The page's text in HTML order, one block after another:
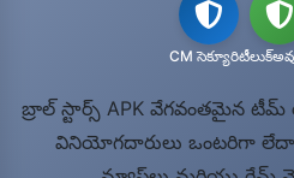
CM సెక్యూరిటీ
బ్రాల్ స్టార్స్ APK వేగవంతమైన టీమ్
వినియోగదారులు ఒంటరిగా